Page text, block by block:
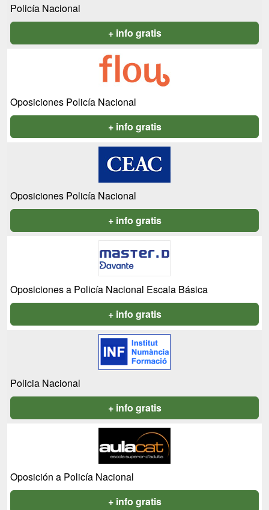
Policía Nacional
+ info gratis
Oposiciones Policía Nacional
+ info gratis
Oposiciones Policía Nacional
+ info gratis
Oposiciones a Policía Nacional Escala Básica
+ info gratis
Policia Nacional
+ info gratis
Oposición a Policía Nacional
+ info gratis